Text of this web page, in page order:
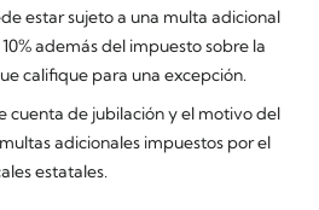
estar sujeto a una multa adicional
además del impuesto sobre la
califique para una excepción.
cuenta de jubilación y el motivo del
adicionales impuestos por el
estatales.